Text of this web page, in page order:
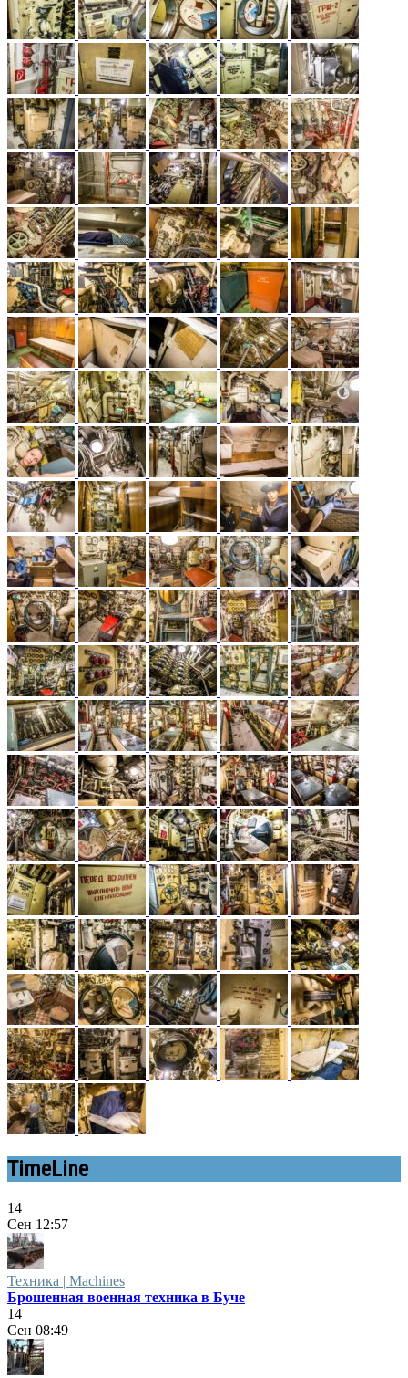
TimeLine
14
Сен 12:57
Техника | Machines
Брошенная военная техника в Буче
14
Сен 08:49